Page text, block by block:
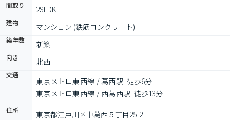
間取り 2SLDK
建物 マンション (鉄筋コンクリート)
築年数 新築
向き 北西
交通
東京メトロ東西線 / 葛西駅 徒歩6分
東京メトロ東西線 / 西葛西駅 徒歩13分
住所 東京都江戸川区中葛西５丁目25-2